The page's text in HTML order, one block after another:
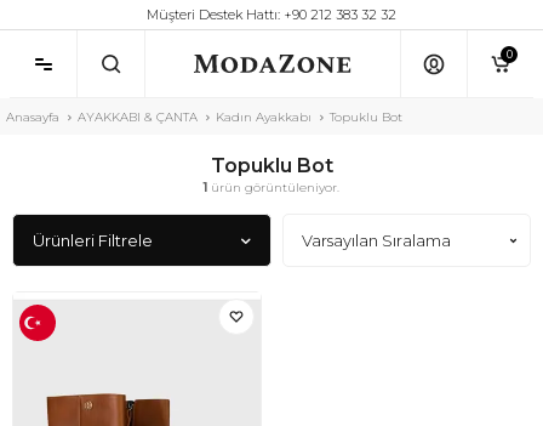
Müşteri Destek Hattı: +90 212 383 32 32
0
Anasayfa AYAKKABI & ÇANTA Kadın Ayakkabı Topuklu Bot
Topuklu Bot
1 ürün görüntüleniyor.
Ürünleri Filtrele